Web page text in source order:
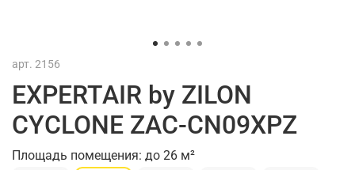
арт. 2156
EXPERTAIR by ZILON
CYCLONE ZAC-CN09XPZ
Площадь помещения: до 26 м²